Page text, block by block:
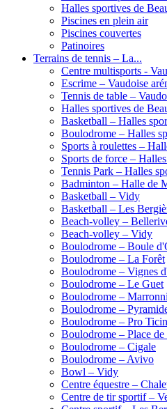
Halles sportives de
Piscines en plein air
Piscines couvertes
Patinoires
Terrains de tennis – La...
Centre multisports -
Escrime – Vaudoise
Tennis de table –
Halles sportives de
Basketball – Halles
Boulodrome – Halles
Sports à roulettes –
Sports de force –
Tennis Park – Halles
Badminton – Halle de
Basketball – Vidy
Basketball – Les
Beach-volley –
Beach-volley – Vidy
Boulodrome – Boule
Boulodrome – La Forêt
Boulodrome – Vignes
Boulodrome – Le Guet
Boulodrome –
Boulodrome –
Boulodrome – Pro
Boulodrome – Place
Boulodrome – Cigale
Boulodrome – Avivo
Bowl – Vidy
Centre équestre –
Centre de tir sportif –